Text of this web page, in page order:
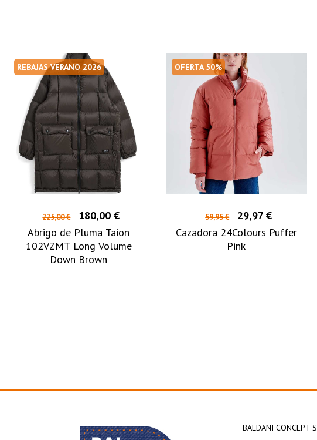
REBAJAS VERANO 2026
225,00 €
180,00 €
Abrigo de Pluma Taion
102VZMT Long Volume
Down Brown
OFERTA 50%
59,95 €
29,97 €
Cazadora 24Colours Puffer
Pink
BALDANI CONCEPT